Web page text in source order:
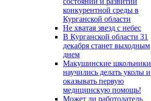
конкурентной среды в
Курганской области
Не хватая звезд с небес
В Курганской области 31
декабря станет выходным
днем
Макушинские школьники
научились делать уколы и
оказывать первую
медицинскую помощь!
Может ли работодатель